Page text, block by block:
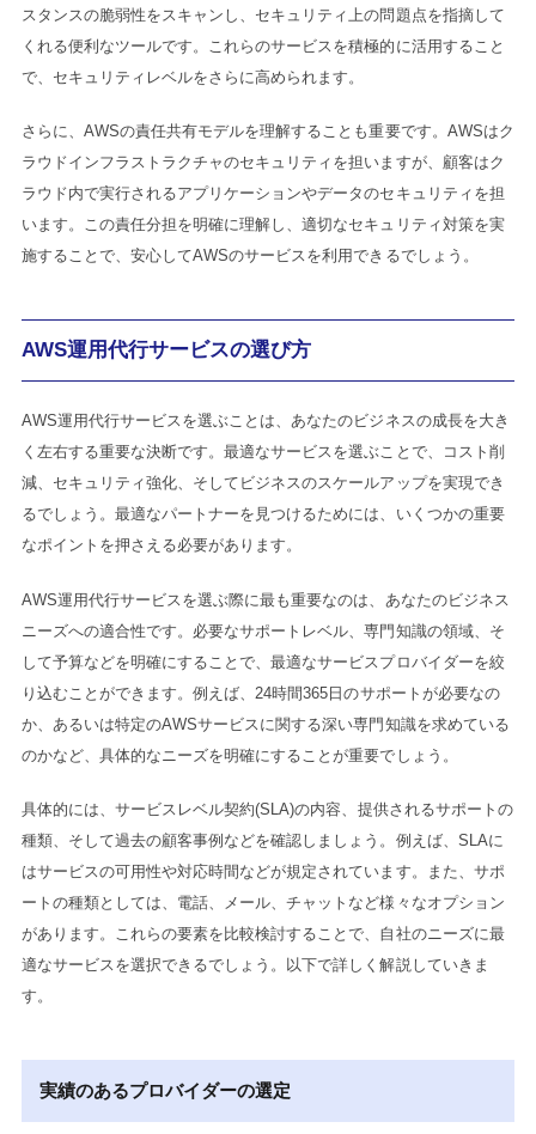
スタンスの脆弱性をスキャンし、セキュリティ上の問題点を指摘して
くれる便利なツールです。これらのサービスを積極的に活用すること
で、セキュリティレベルをさらに高められます。
さらに、AWSの責任共有モデルを理解することも重要です。AWSはク
ラウドインフラストラクチャのセキュリティを担いますが、顧客はク
ラウド内で実行されるアプリケーションやデータのセキュリティを担
います。この責任分担を明確に理解し、適切なセキュリティ対策を実
施することで、安心してAWSのサービスを利用できるでしょう。
AWS運用代行サービスの選び方
AWS運用代行サービスを選ぶことは、あなたのビジネスの成長を大き
く左右する重要な決断です。最適なサービスを選ぶことで、コスト削
減、セキュリティ強化、そしてビジネスのスケールアップを実現でき
るでしょう。最適なパートナーを見つけるためには、いくつかの重要
なポイントを押さえる必要があります。
AWS運用代行サービスを選ぶ際に最も重要なのは、あなたのビジネス
ニーズへの適合性です。必要なサポートレベル、専門知識の領域、そ
して予算などを明確にすることで、最適なサービスプロバイダーを絞
り込むことができます。例えば、24時間365日のサポートが必要なの
か、あるいは特定のAWSサービスに関する深い専門知識を求めている
のかなど、具体的なニーズを明確にすることが重要でしょう。
具体的には、サービスレベル契約(SLA)の内容、提供されるサポートの
種類、そして過去の顧客事例などを確認しましょう。例えば、SLAに
はサービスの可用性や対応時間などが規定されています。また、サポ
ートの種類としては、電話、メール、チャットなど様々なオプション
があります。これらの要素を比較検討することで、自社のニーズに最
適なサービスを選択できるでしょう。以下で詳しく解説していきま
す。
実績のあるプロバイダーの選定